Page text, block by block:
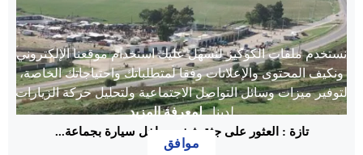
تازة : العثور على جثة شخص داخل سيارة بجماعة...
نستخدم ملفات الكوكيز لنسهل عليك استخدام موقعنا الإلكتروني
ونكيف المحتوى والإعلانات وفقا لمتطلباتك واحتياجاتك الخاصة،
لتوفير ميزات وسائل التواصل الاجتماعية ولتحليل حركة الزيارات
لدينا...لمعرفة المزيد
موافق